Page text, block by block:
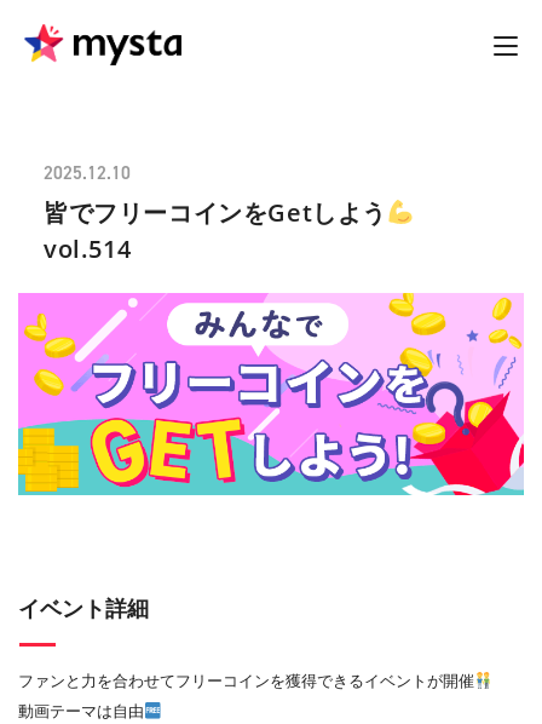
2025.12.10
皆でフリーコインをGetしよう
vol.514
イベント詳細
ファンと力を合わせてフリーコインを獲得できるイベントが開催
動画テーマは自由